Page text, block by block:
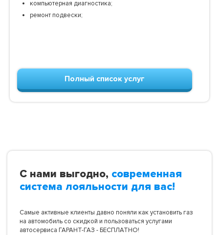
компьютерная диагностика;
ремонт подвески;
Полный список услуг
С нами выгодно, современная
система лояльности для вас!
Самые активные клиенты давно поняли как установить газ
на автомобиль со скидкой и пользоваться услугами
автосервиса ГАРАНТ-ГАЗ - БЕСПЛАТНО!